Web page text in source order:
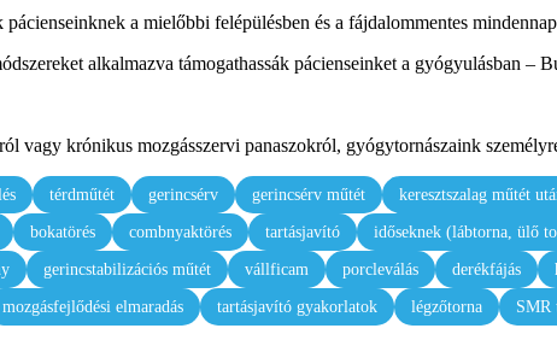
a mielőbbi felépülésben és a fájdalommentes
alkalmazva támogathassák pácienseinket a gyógyulásban –
vagy krónikus mozgásszervi panaszokról, gyógytornászaink
térdműtét gerincsérv gerincsérv műtét keresztszalag műtét
bokatörés combnyaktörés tartásjavító időseknek (lábtorna, ülő
gerincstabilizációs műtét vállficam porcleválás derékfájás
mozgásfejlődési elmaradás tartásjavító gyakorlatok légzőtorna SMR